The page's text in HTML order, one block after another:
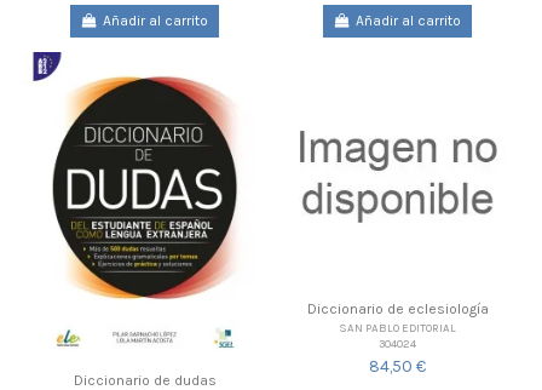
Añadir al carrito Añadir al carrito
Diccionario de dudas
Diccionario de eclesiología
SAN PABLO EDITORIAL
304024
84,50 €